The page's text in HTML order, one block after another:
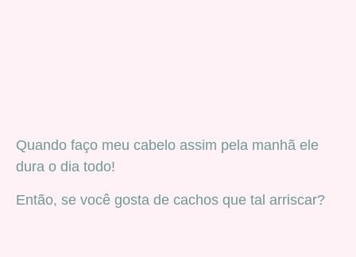
Quando faço meu cabelo assim pela manhã ele
dura o dia todo!
Então, se você gosta de cachos que tal arriscar?